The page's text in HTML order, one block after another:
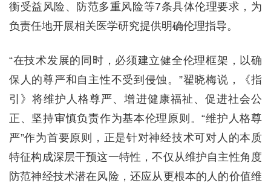
衡受益风险、防范多重风险等7条具体伦理要求，为
负责任地开展相关医学研究提供明确伦理指导。
“在技术发展的同时，必须建立健全伦理框架，以确
保人的尊严和自主性不受到侵蚀。”翟晓梅说，《指
引》将维护人格尊严、增进健康福祉、促进社会公
正、坚持审慎负责作为基本伦理原则。“维护人格尊
严”作为首要原则，正是针对神经技术可对人的本质
特征构成深层干预这一特性，不仅从维护自主性角度
防范神经技术潜在风险，还应从更根本的人的价值维